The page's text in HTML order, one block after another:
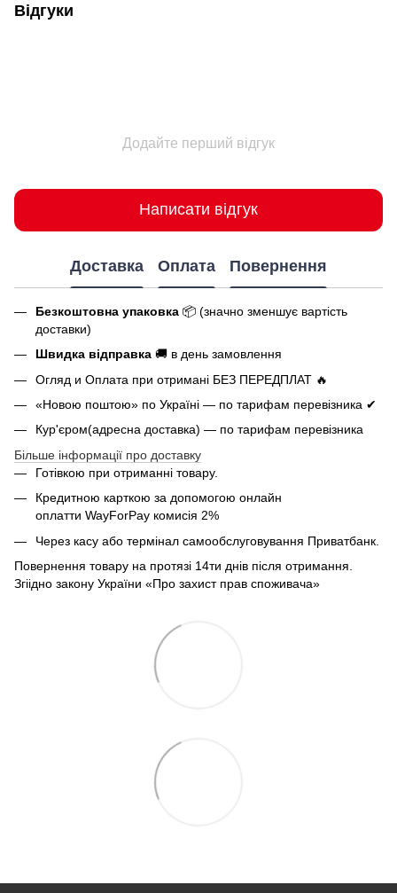
Відгуки
Додайте перший відгук
Написати відгук
Доставка Оплата Повернення
Безкоштовна упаковка 📦 (значно зменшує вартість
доставки)
Швидка відправка 🚚 в день замовлення
Огляд и Оплата при отримані БЕЗ ПЕРЕДПЛАТ 🔥
«Новою поштою» по Україні — по тарифам перевізника ✔
Кур'єром(адресна доставка) — по тарифам перевізника
Більше інформації про доставку
Готівкою при отриманні товару.
Кредитною карткою за допомогою онлайн
оплатти WayForPay комисія 2%
Через касу або термінал самообслуговування Приватбанк.
Повернення товару на протязі 14ти днів після отримання.
Згіідно закону України «Про захист прав споживача»